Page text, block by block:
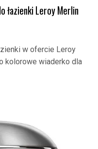
łazienki Leroy Merlin
w ofercie Leroy
kolorowe wiaderko dla